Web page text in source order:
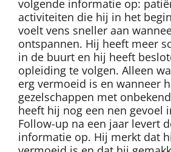
volgende informatie op:
activiteiten die hij in het
voelt vens sneller aan
ontspannen. Hij heeft meer
in de buurt en hij heeft
opleiding te volgen. Alleen
erg vermoeid is en wanneer
gezelschappen met
heeft hij nog een nen gevoel
Follow-up na een jaar levert
informatie op. Hij merkt dat